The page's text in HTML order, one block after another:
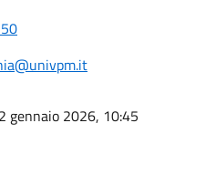
gennaio 2026, 10:45